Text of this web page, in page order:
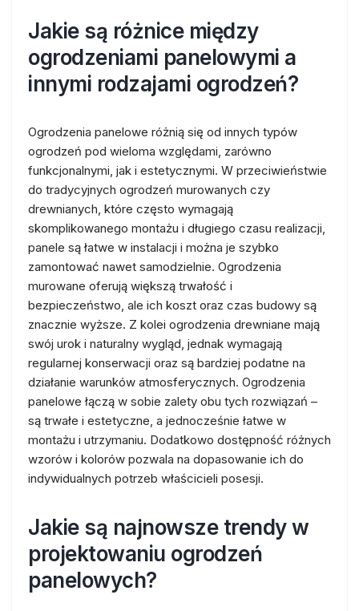
Jakie są różnice między
ogrodzeniami panelowymi a
innymi rodzajami ogrodzeń?
Ogrodzenia panelowe różnią się od innych typów
ogrodzeń pod wieloma względami, zarówno
funkcjonalnymi, jak i estetycznymi. W przeciwieństwie
do tradycyjnych ogrodzeń murowanych czy
drewnianych, które często wymagają
skomplikowanego montażu i długiego czasu realizacji,
panele są łatwe w instalacji i można je szybko
zamontować nawet samodzielnie. Ogrodzenia
murowane oferują większą trwałość i
bezpieczeństwo, ale ich koszt oraz czas budowy są
znacznie wyższe. Z kolei ogrodzenia drewniane mają
swój urok i naturalny wygląd, jednak wymagają
regularnej konserwacji oraz są bardziej podatne na
działanie warunków atmosferycznych. Ogrodzenia
panelowe łączą w sobie zalety obu tych rozwiązań –
są trwałe i estetyczne, a jednocześnie łatwe w
montażu i utrzymaniu. Dodatkowo dostępność różnych
wzorów i kolorów pozwala na dopasowanie ich do
indywidualnych potrzeb właścicieli posesji.
Jakie są najnowsze trendy w
projektowaniu ogrodzeń
panelowych?